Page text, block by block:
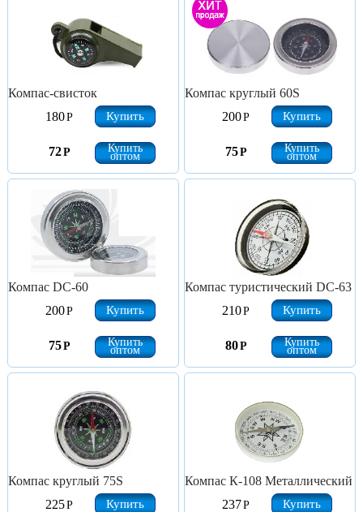
Компас-свисток
180Р Купить
72Р Купить
оптом
Компас круглый 60S
200Р Купить
75Р Купить
оптом
Компас DC-60
200Р Купить
75Р Купить
оптом
Компас туристический DC-63
210Р Купить
80Р Купить
оптом
Компас круглый 75S
225Р Купить
Компас К-108 Металлический
237Р Купить